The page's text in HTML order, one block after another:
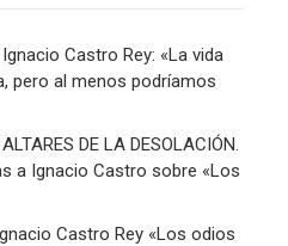
Castro Rey: «La vida
pero al menos podríamos
DE LA DESOLACIÓN.
a Ignacio Castro sobre «Los
Castro Rey «Los odios